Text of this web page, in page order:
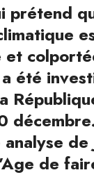
prétend
été
de
de